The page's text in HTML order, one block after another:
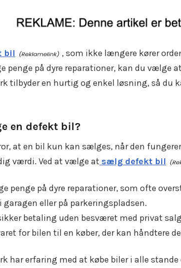
bil
, som ikke længere kører
penge på dyre reparationer, kan du vælge at
tilbyder en hurtig og enkel løsning, så du
en defekt bil?
at en bil kun kan sælges, når den
værdi. Ved at vælge at sælg defekt bil
penge på dyre reparationer, som ofte
garagen eller på parkeringspladsen.
betaling uden besværet med privat
for bilen til en køber, der kan håndtere
har erfaring med at købe biler i alle